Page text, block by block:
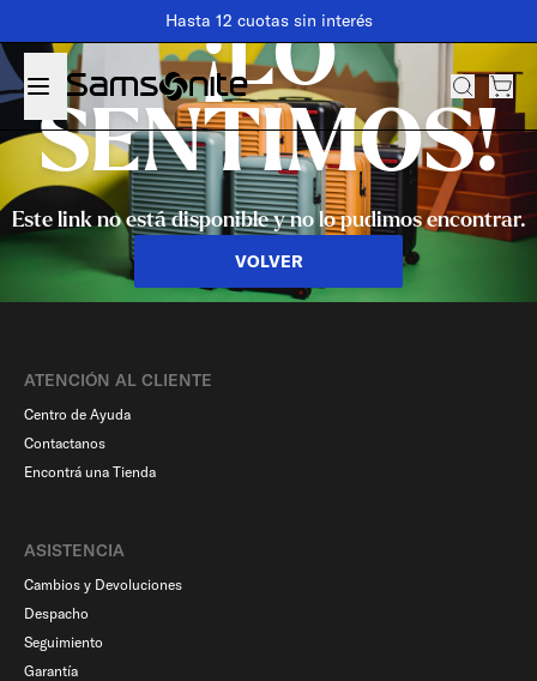
Hasta 12 cuotas sin interés
¡LO
SENTIMOS!
Este link no está disponible y no lo pudimos encontrar.
VOLVER
ATENCIÓN AL CLIENTE
Centro de Ayuda
Contactanos
Encontrá una Tienda
ASISTENCIA
Cambios y Devoluciones
Despacho
Seguimiento
Garantía